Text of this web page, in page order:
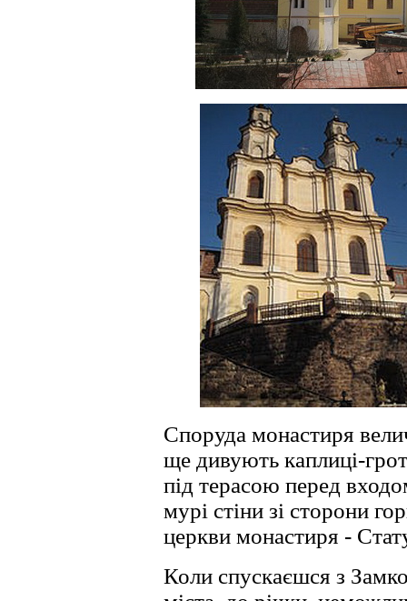
Споруда монастиря
ще дивують каплиці-
під терасою перед
мурі стіни зі сторони
церкви монастиря -
Коли спускаєшся з